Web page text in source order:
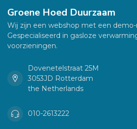
Groene Hoed Duurzaam
Wij zijn een webshop met een
Gespecialiseerd in gasloze
voorzieningen.
Dovenetelstraat 25M
3053JD Rotterdam
the Netherlands
010-2613222